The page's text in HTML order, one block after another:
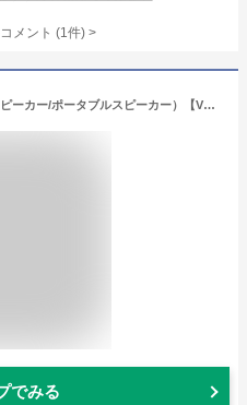
メント (1件) >
FUNLOGY Portable Mini（スピーカー/ポータブルスピーカー）【VGP2024受賞】防水対応/小型/Type-C 充電式/バッテリー 内臓/Bluetooth対応/ワイヤレス / IP67 お風呂 で使える/pc スマホ 接続OK/TWS 対応【日本ブランド】(ブラック)
でみる